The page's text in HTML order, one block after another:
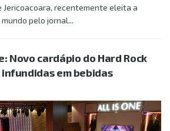
Jericoacoara, recentemente eleita a
pelo jornal...
Novo cardápio do Hard Rock
em bebidas